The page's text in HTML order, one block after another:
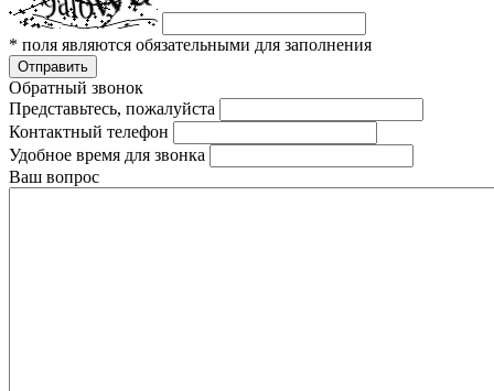
* поля являются обязательными для заполнения
Отправить
Обратный звонок
Представьтесь, пожалуйста
Контактный телефон
Удобное время для звонка
Ваш вопрос